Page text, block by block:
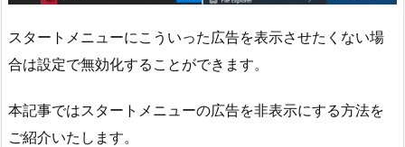
スタートメニューにこういった広告を表示させたくない場
合は設定で無効化することができます。
本記事ではスタートメニューの広告を非表示にする方法を
ご紹介いたします。